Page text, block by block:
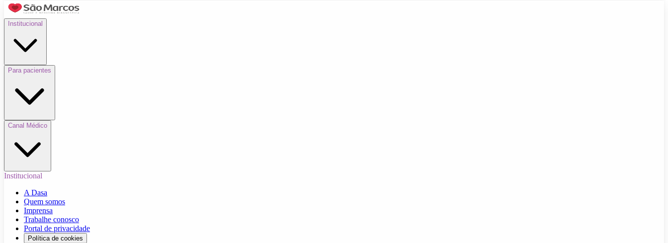
Institucional
Para pacientes
Canal Médico
Institucional
A Dasa
Quem somos
Imprensa
Trabalhe conosco
Portal de privacidade
Política de cookies